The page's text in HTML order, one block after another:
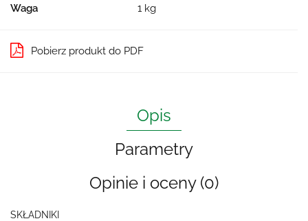
Waga 1 kg
Pobierz produkt do PDF
Opis
Parametry
Opinie i oceny (0)
SKŁADNIKI